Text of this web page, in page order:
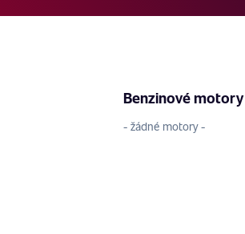
Benzinové motory
- žádné motory -